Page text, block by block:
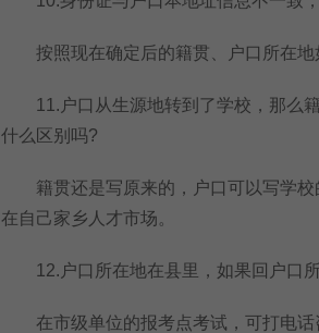
按照现在确定后的籍贯、户口所在地
11.户口从生源地转到了学校，那么籍
什么区别吗?
籍贯还是写原来的，户口可以写学校
在自己家乡人才市场。
12.户口所在地在县里，如果回户口所
在市级单位的报考点考试，可打电话